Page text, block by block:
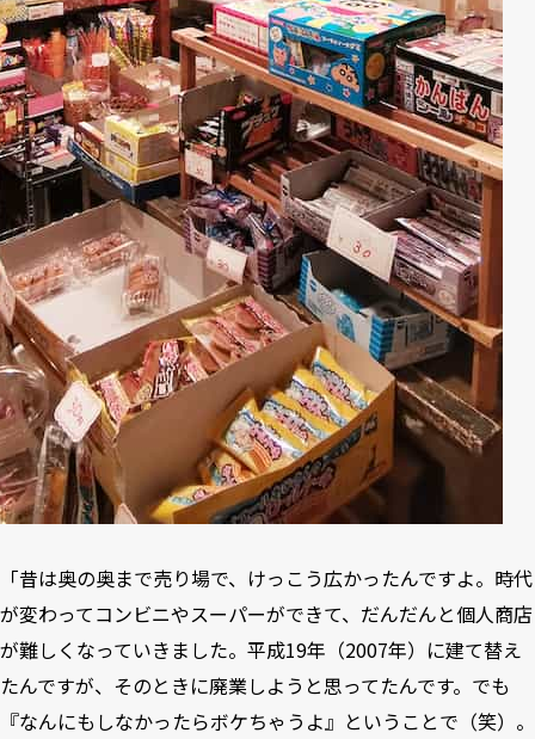
「昔は奥の奥まで売り場で、けっこう広かったんですよ。時代
が変わってコンビニやスーパーができて、だんだんと個人商店
が難しくなっていきました。平成19年（2007年）に建て替え
たんですが、そのときに廃業しようと思ってたんです。でも
『なんにもしなかったらボケちゃうよ』ということで（笑）。